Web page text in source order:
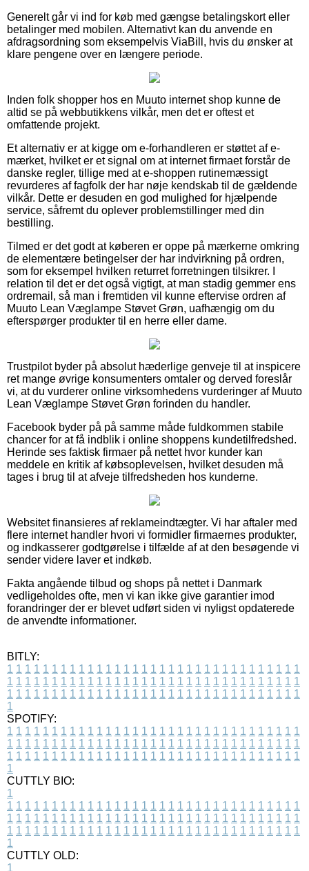
Generelt går vi ind for køb med gængse betalingskort eller
betalinger med mobilen. Alternativt kan du anvende en
afdragsordning som eksempelvis ViaBill, hvis du ønsker at
klare pengene over en længere periode.
Inden folk shopper hos en Muuto internet shop kunne de
altid se på webbutikkens vilkår, men det er oftest et
omfattende projekt.
Et alternativ er at kigge om e-forhandleren er støttet af e-
mærket, hvilket er et signal om at internet firmaet forstår de
danske regler, tillige med at e-shoppen rutinemæssigt
revurderes af fagfolk der har nøje kendskab til de gældende
vilkår. Dette er desuden en god mulighed for hjælpende
service, såfremt du oplever problemstillinger med din
bestilling.
Tilmed er det godt at køberen er oppe på mærkerne omkring
de elementære betingelser der har indvirkning på ordren,
som for eksempel hvilken returret forretningen tilsikrer. I
relation til det er det også vigtigt, at man stadig gemmer ens
ordremail, så man i fremtiden vil kunne eftervise ordren af
Muuto Lean Væglampe Støvet Grøn, uafhængig om du
efterspørger produkter til en herre eller dame.
Trustpilot byder på absolut hæderlige genveje til at inspicere
ret mange øvrige konsumenters omtaler og derved foreslår
vi, at du vurderer online virksomhedens vurderinger af Muuto
Lean Væglampe Støvet Grøn forinden du handler.
Facebook byder på på samme måde fuldkommen stabile
chancer for at få indblik i online shoppens kundetilfredshed.
Herinde ses faktisk firmaer på nettet hvor kunder kan
meddele en kritik af købsoplevelsen, hvilket desuden må
tages i brug til at afveje tilfredsheden hos kunderne.
Websitet finansieres af reklameindtægter. Vi har aftaler med
flere internet handler hvori vi formidler firmaernes produkter,
og indkasserer godtgørelse i tilfælde af at den besøgende vi
sender videre laver et indkøb.
Fakta angående tilbud og shops på nettet i Danmark
vedligeholdes ofte, men vi kan ikke give garantier imod
forandringer der er blevet udført siden vi nyligst opdaterede
de anvendte informationer.
BITLY:
1 1 1 1 1 1 1 1 1 1 1 1 1 1 1 1 1 1 1 1 1 1 1 1 1 1 1 1 1 1 1 1 1
1 1 1 1 1 1 1 1 1 1 1 1 1 1 1 1 1 1 1 1 1 1 1 1 1 1 1 1 1 1 1 1 1
1 1 1 1 1 1 1 1 1 1 1 1 1 1 1 1 1 1 1 1 1 1 1 1 1 1 1 1 1 1 1 1 1
1
SPOTIFY:
1 1 1 1 1 1 1 1 1 1 1 1 1 1 1 1 1 1 1 1 1 1 1 1 1 1 1 1 1 1 1 1 1
1 1 1 1 1 1 1 1 1 1 1 1 1 1 1 1 1 1 1 1 1 1 1 1 1 1 1 1 1 1 1 1 1
1 1 1 1 1 1 1 1 1 1 1 1 1 1 1 1 1 1 1 1 1 1 1 1 1 1 1 1 1 1 1 1 1
1
CUTTLY BIO:
1
1 1 1 1 1 1 1 1 1 1 1 1 1 1 1 1 1 1 1 1 1 1 1 1 1 1 1 1 1 1 1 1 1
1 1 1 1 1 1 1 1 1 1 1 1 1 1 1 1 1 1 1 1 1 1 1 1 1 1 1 1 1 1 1 1 1
1 1 1 1 1 1 1 1 1 1 1 1 1 1 1 1 1 1 1 1 1 1 1 1 1 1 1 1 1 1 1 1 1
1
CUTTLY OLD:
1